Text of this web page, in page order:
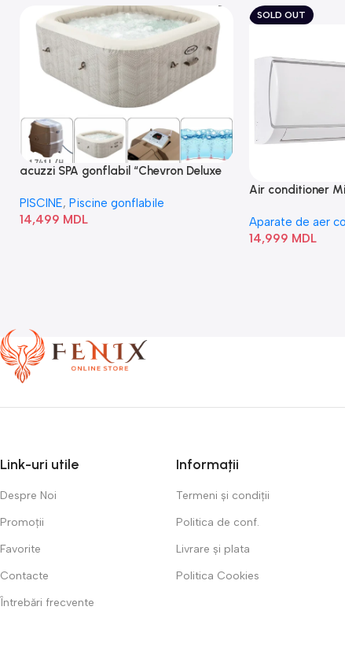
acuzzi SPA gonflabil “Chevron Deluxe
PISCINE, Piscine gonflabile
14,499 MDL
SOLD OUT
Air conditioner
Aparate de aer
14,999 MDL
Link-uri utile
Despre Noi
Promoții
Favorite
Contacte
Întrebări frecvente
Informații
Termeni și condiții
Politica de conf.
Livrare și plata
Politica Cookies